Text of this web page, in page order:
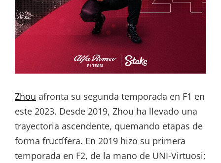
Zhou afronta su segunda temporada en F1 en
este 2023. Desde 2019, Zhou ha llevado una
trayectoria ascendente, quemando etapas de
forma fructífera. En 2019 hizo su primera
temporada en F2, de la mano de UNI-Virtuosi;